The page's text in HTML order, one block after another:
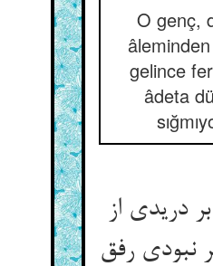
O genç,
gelince
âdeta
دریدی از
رفق